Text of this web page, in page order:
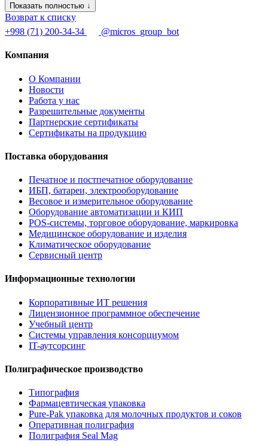
Показать полностью ↓
Возврат к списку
+998 (71) 200-34-34
@micros_group_bot
Компания
О Компании
Новости
Работа у нас
Разрешительные документы
Партнерские сертификаты
Сертификаты на продукцию
Поставка оборудования
Печатное и постпечатное оборудование
ИБП, батареи, электрооборудование
Весовое и измерительное оборудование
Оборудование автоматизации и КИП
POS-системы, торговое оборудование, маркировка
Медицинское оборудование и изделия
Климатическое оборудование
Сервисный центр
Информационные технологии
Корпоративные ИТ решения
Лицензионное программное обеспечение
Учебный центр
Системы управления консорциумом
IT-аутсорсинг
Полиграфическое производство
Типография
Фармацевтическая упаковка
Pure-Pak упаковка для молочных продуктов и соков
Оперативная полиграфия
Полиграфия Seal Mag